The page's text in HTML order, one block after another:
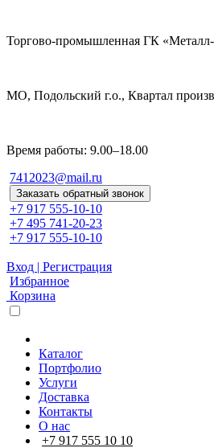
Торгово-промышленная ГК
МО, Подольский г.о., Квартал
Время работы: 9.00–18.00
7412023@mail.ru
Заказать обратный звонок
+7 917 555-10-10
+7 495 741-20-23
+7 917 555-10-10
Вход | Регистрация
Избранное
Корзина
Каталог
Портфолио
Услуги
Доставка
Контакты
О нас
+7 917 555 10 10